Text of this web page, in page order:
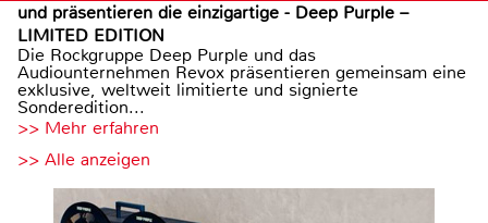
und präsentieren die einzigartige - Deep Purple –
LIMITED EDITION
Die Rockgruppe Deep Purple und das
Audiounternehmen Revox präsentieren gemeinsam eine
exklusive, weltweit limitierte und signierte
Sonderedition...
>> Mehr erfahren
>> Alle anzeigen